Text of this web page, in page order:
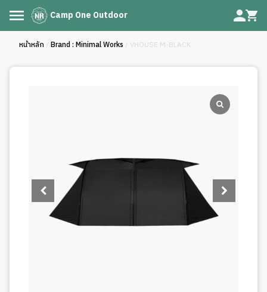
Camp One Outdoor
หน้าหลัก / Brand : Minimal Works / VHOUSE M-BLACK